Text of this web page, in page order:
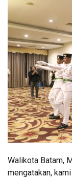
Walikota Batam,
mengatakan,